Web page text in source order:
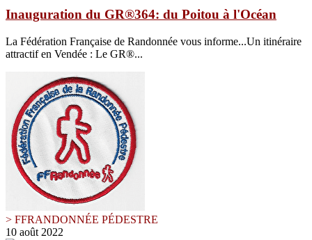
Inauguration du GR®364: du Poitou à l'Océan
La Fédération Française de Randonnée vous informe...Un itinéraire
attractif en Vendée : Le GR®...
> FFRANDONNÉE PÉDESTRE
10 août 2022